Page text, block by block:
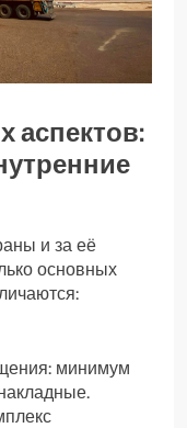
аспектов:
и за её
основных
минимум